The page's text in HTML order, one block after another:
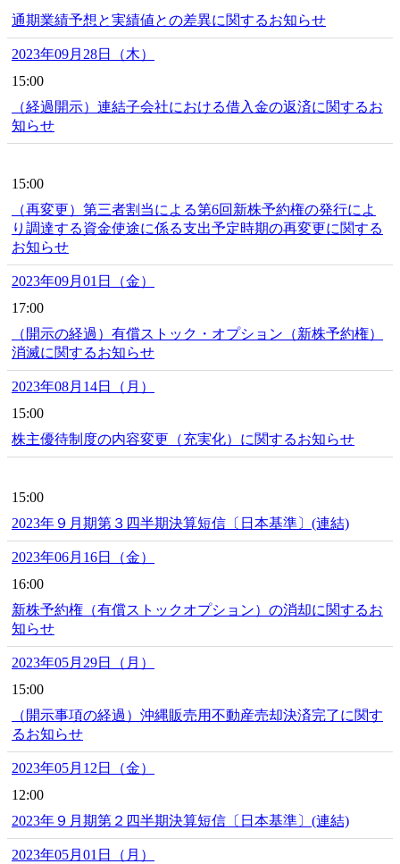
通期業績予想と実績値との差異に関するお知らせ
2023年09月28日（木）
15:00
（経過開示）連結子会社における借入金の返済に関するお
知らせ
15:00
（再変更）第三者割当による第6回新株予約権の発行によ
り調達する資金使途に係る支出予定時期の再変更に関する
お知らせ
2023年09月01日（金）
17:00
（開示の経過）有償ストック・オプション（新株予約権）
消滅に関するお知らせ
2023年08月14日（月）
15:00
株主優待制度の内容変更（充実化）に関するお知らせ
15:00
2023年９月期第３四半期決算短信〔日本基準〕(連結)
2023年06月16日（金）
16:00
新株予約権（有償ストックオプション）の消却に関するお
知らせ
2023年05月29日（月）
15:00
（開示事項の経過）沖縄販売用不動産売却決済完了に関す
るお知らせ
2023年05月12日（金）
12:00
2023年９月期第２四半期決算短信〔日本基準〕(連結)
2023年05月01日（月）